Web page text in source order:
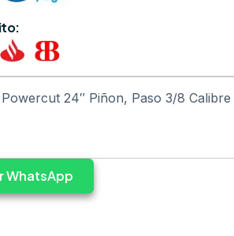
24″ Piñon, Paso 3/8 Calibre
WhatsApp